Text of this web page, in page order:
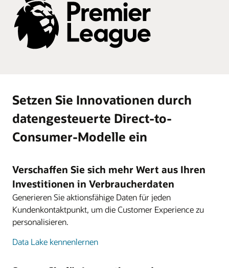
Video: Demo zu Oracle Smart Media Production
Planning (4:19)
Setzen Sie Innovationen durch
datengesteuerte Direct-to-
Consumer-Modelle ein
Verschaffen Sie sich mehr Wert aus Ihren
Investitionen in Verbraucherdaten
Generieren Sie aktionsfähige Daten für jeden
Kundenkontaktpunkt, um die Customer Experience zu
personalisieren.
Data Lake kennenlernen